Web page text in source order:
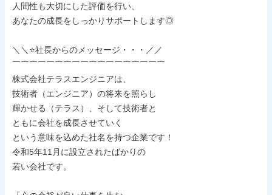
人間性も大切にした評価を行い、
あなたの成長をしっかりサポートします◎
＼＼⭐社長からのメッセージ・・・／／
￣￣￣￣￣￣￣￣￣￣￣￣￣￣￣￣￣￣
株式会社テラスエンジニアは、
技術者（エンジニア）の将来を照らし
輝かせる（テラス）、そして技術者と
ともに会社を成長させていく
という意味を込めた社名を持つ企業です！
令和5年11月に設立されたばかりの
若い会社です。